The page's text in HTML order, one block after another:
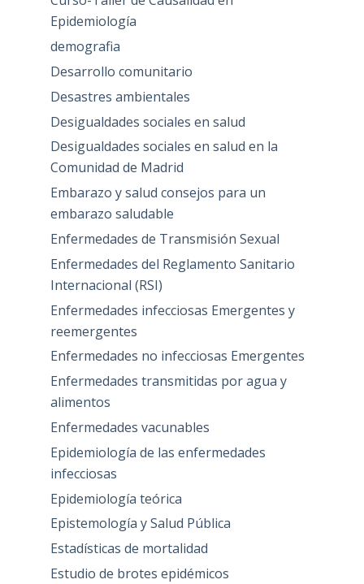
Epidemiología
demografia
Desarrollo comunitario
Desastres ambientales
Desigualdades sociales en salud
Desigualdades sociales en salud en la
Comunidad de Madrid
Embarazo y salud consejos para un
embarazo saludable
Enfermedades de Transmisión Sexual
Enfermedades del Reglamento Sanitario
Internacional (RSI)
Enfermedades infecciosas Emergentes y
reemergentes
Enfermedades no infecciosas Emergentes
Enfermedades transmitidas por agua y
alimentos
Enfermedades vacunables
Epidemiología de las enfermedades
infecciosas
Epidemiología teórica
Epistemología y Salud Pública
Estadísticas de mortalidad
Estudio de brotes epidémicos